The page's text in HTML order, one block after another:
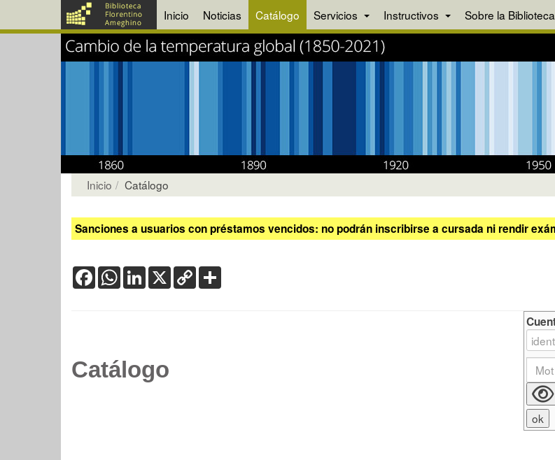
Inicio Noticias Catálogo Servicios Instructivos Sobre la Biblioteca
Inicio Catálogo
Sanciones a usuarios con préstamos vencidos: no podrán inscribirse a cursada ni rendir
FacebookWhatsApp
LinkedIn
X Copy
Link
Catálogo